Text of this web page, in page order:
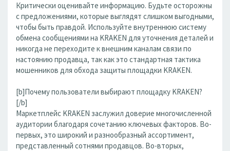
Критически оценивайте информацию. Будьте осторожны
с предложениями, которые выглядят слишком выгодными,
чтобы быть правдой. Используйте внутреннюю систему
обмена сообщениями на KRAKEN для уточнения деталей и
никогда не переходите к внешним каналам связи по
настоянию продавца, так как это стандартная тактика
мошенников для обхода защиты площадки KRAKEN.
[b]Почему пользователи выбирают площадку KRAKEN?
[/b]
Маркетплейс KRAKEN заслужил доверие многочисленной
аудитории благодаря сочетанию ключевых факторов. Во-
первых, это широкий и разнообразный ассортимент,
представленный сотнями продавцов. Во-вторых,